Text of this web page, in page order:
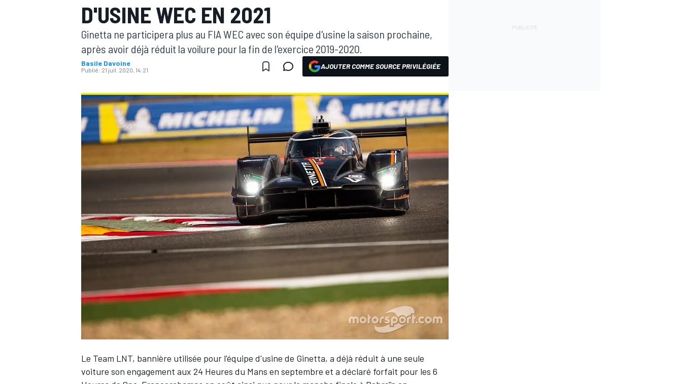
D'USINE WEC EN 2021
Ginetta ne participera plus au FIA WEC avec son équipe d'usine la saison prochaine,
après avoir déjà réduit la voilure pour la fin de l'exercice 2019-2020.
Basile Davoine
Publié: 21 juil. 2020, 14:21 AJOUTER COMME SOURCE PRIVILÉGIÉE
Le Team LNT, bannière utilisée pour l'équipe d'usine de Ginetta, a déjà réduit à une seule
voiture son engagement aux 24 Heures du Mans en septembre et a déclaré forfait pour les 6